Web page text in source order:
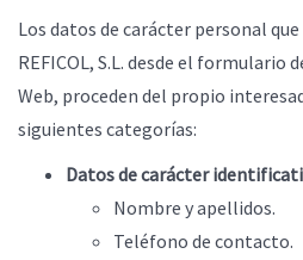
Los datos de carácter personal
REFICOL, S.L. desde el formulario
Web, proceden del propio
siguientes categorías:
Datos de carácter
Nombre y apellidos.
Teléfono de contacto.